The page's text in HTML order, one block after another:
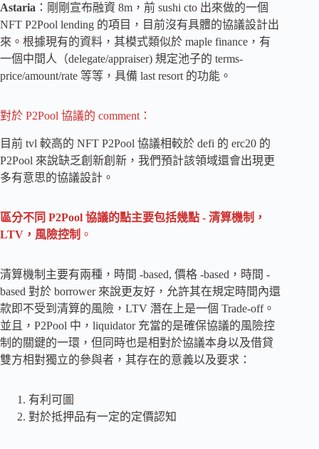
Astaria ：剛剛宣布融資 8m，前 sushi cto 出來做的一個
NFT P2Pool lending 的項目，目前沒有具體的協議設計出
來。根據現有的資料，其模式類似於 maple finance，有
一個中間人（delegate/appraiser) 規定池子的 terms-
price/amount/rate 等等，具備 last resort 的功能。
對於 P2Pool 協議的 comment：
目前 tvl 較高的 NFT P2Pool 協議相較於 defi 的 erc20 的
P2Pool 來說缺乏創新創新，我們預計該領域還會出現更
多有意思的協議設計。
區分不同 P2Pool 協議的點主要包括幾點 - 清算機制，
LTV，風險控制 。
清算機制主要有兩種，時間 -based, 價格 -based，時間 -
based 對於 borrower 來說更友好，允許其在規定時間內還
款即不受到清算的風險，LTV 潛在上是一個 Trade-off。
並且，P2Pool 中，liquidator 充當的是確保協議的風險控
制的關鍵的一環，但同時也是相對於協議本身以及借貸
雙方相對獨立的參與者，其存在的意義以及要求：
有利可圖
對於抵押品有一定的定價認知